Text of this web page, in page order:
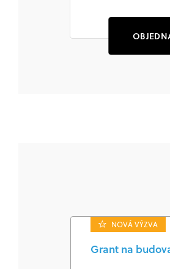
NOVÁ VÝZVA
Grant na